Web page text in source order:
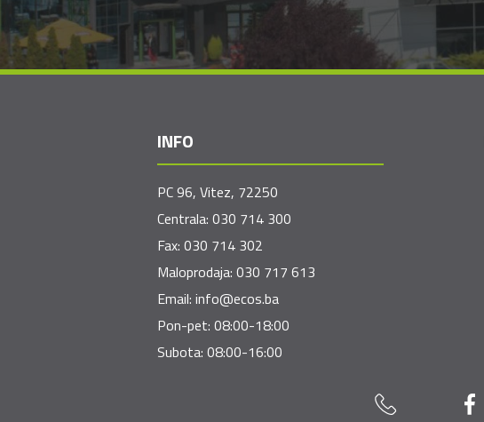
INFO
PC 96, Vitez, 72250
Centrala: 030 714 300
Fax: 030 714 302
Maloprodaja: 030 717 613
Email: info@ecos.ba
Pon-pet: 08:00-18:00
Subota: 08:00-16:00